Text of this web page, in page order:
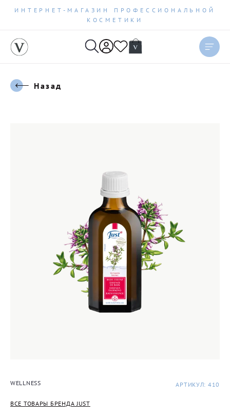
ИНТЕРНЕТ-МАГАЗИН ПРОФЕССИОНАЛЬНОЙ
КОСМЕТИКИ
Назад
WELLNESS
ВСЕ ТОВАРЫ БРЕНДА JUST
АРТИКУЛ: 410